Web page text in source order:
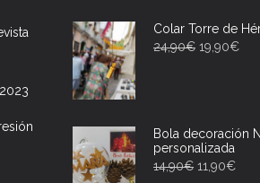
Colar Torre de
24,90€ 19,90€
Bola decoración
personalizada
14,90€ 11,90€